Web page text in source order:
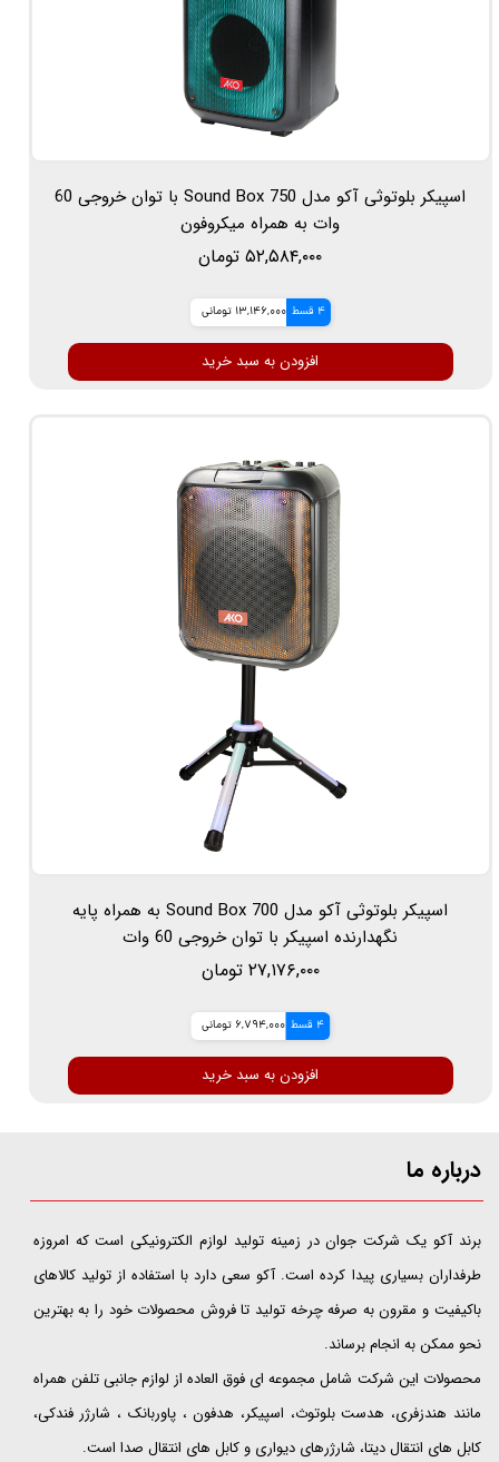
اسپیکر بلوتوثی آکو مدل Sound Box 750 با توان خروجی 60
وات به همراه میکروفون
۵۲,۵۸۴,۰۰۰ تومان
4 قسط 13,146,000 تومانی
افزودن به سبد خرید
اسپیکر بلوتوثی آکو مدل Sound Box 700 به همراه پایه
نگهدارنده اسپیکر با توان خروجی 60 وات
۲۷,۱۷۶,۰۰۰ تومان
4 قسط 6,794,000 تومانی
افزودن به سبد خرید
درباره ما
​​​​​​​برند آکو یک شرکت جوان در زمینه تولید لوازم الکترونیکی است که امروزه
طرفداران بسیاری پیدا کرده است. آکو سعی دارد با استفاده از تولید کالاهای
باکیفیت و مقرون به صرفه چرخه تولید تا فروش محصولات خود را به بهترین
نحو ممکن به انجام برساند.
محصولات این شرکت شامل مجموعه ای فوق العاده از لوازم جانبی تلفن همراه
مانند هندزفری، هدست بلوتوث، اسپیکر، هدفون ، پاوربانک ، شارژر فندکی،
کابل های انتقال دیتا، شارژرهای دیواری و کابل های انتقال صدا است.